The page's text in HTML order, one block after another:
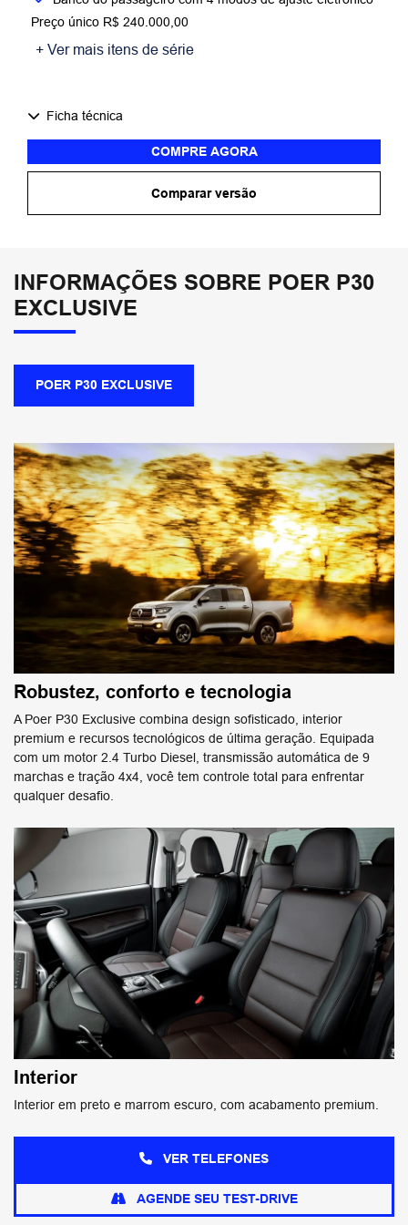
Preço único R$ 240.000,00
+ Ver mais itens de série
Ficha técnica
COMPRE AGORA
Comparar versão
INFORMAÇÕES SOBRE POER P30
EXCLUSIVE
POER P30 EXCLUSIVE
Robustez, conforto e tecnologia
A Poer P30 Exclusive combina design sofisticado, interior
premium e recursos tecnológicos de última geração. ​Equipada
com um motor 2.4 Turbo Diesel, transmissão automática de 9
marchas e tração 4x4, você tem controle total para enfrentar
qualquer desafio.
Interior
Interior em preto e marrom escuro, com acabamento premium.
VER TELEFONES
AGENDE SEU TEST-DRIVE